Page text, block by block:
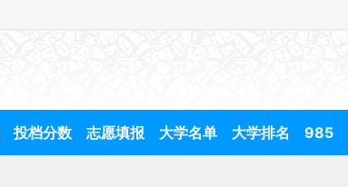
投档分数 志愿填报 大学名单 大学排名 985